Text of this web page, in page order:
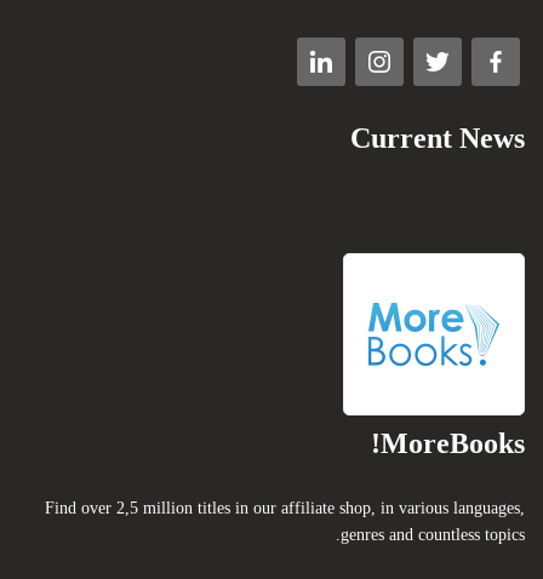
Current News
MoreBooks!
Find over 2,5 million titles in our affiliate shop, in various languages,
genres and countless topics.